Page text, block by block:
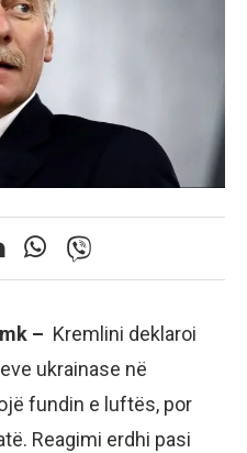
– Kremlini deklaroi
ukrainase në
fundin e luftës, por
Reagimi erdhi pasi